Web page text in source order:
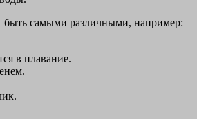
быть самыми различными, например:
в плавание.